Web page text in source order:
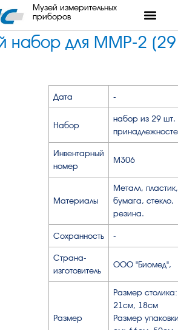
Музей измерительных
приборов
набор для ММР-2 (29
Дата -
Набор
набор из 29 шт.
Инвентарный
номер
М306
Материалы
Металл, пластик,
бумага, стекло,
резина.
Сохранность -
Страна-
изготовитель
ООО "Биомед",
Размер
Размер столика:
21см, 18см
Размер